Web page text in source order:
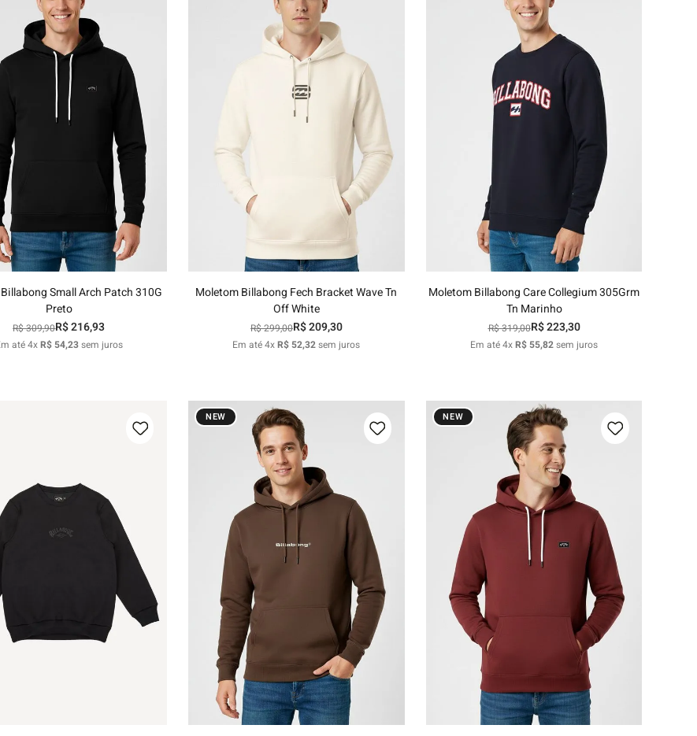
10
ao carrinho
Small Arch Patch 310G
Preto
R$309,90R$216,93
até4xR$ 54,23sem juros
10 16
Adicionar ao carrinho
Moletom Billabong Fech Bracket Wave Tn
Off White
R$299,00R$209,30
Em até4xR$ 52,32sem juros
10
Adicionar ao carrinho
Moletom Billabong Care Collegium 305Grm
Tn Marinho
R$319,00R$223,30
Em até4xR$ 55,82sem juros
NEW
10 16
Adicionar ao carrinho
NEW
10 16
Adicionar ao carrinho